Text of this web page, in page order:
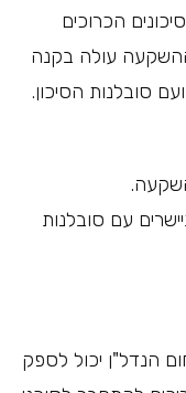
הכרוכים
עולה בקנה
סובלנות הסיכון.
עם סובלנות
הנדל"ן יכול לספק